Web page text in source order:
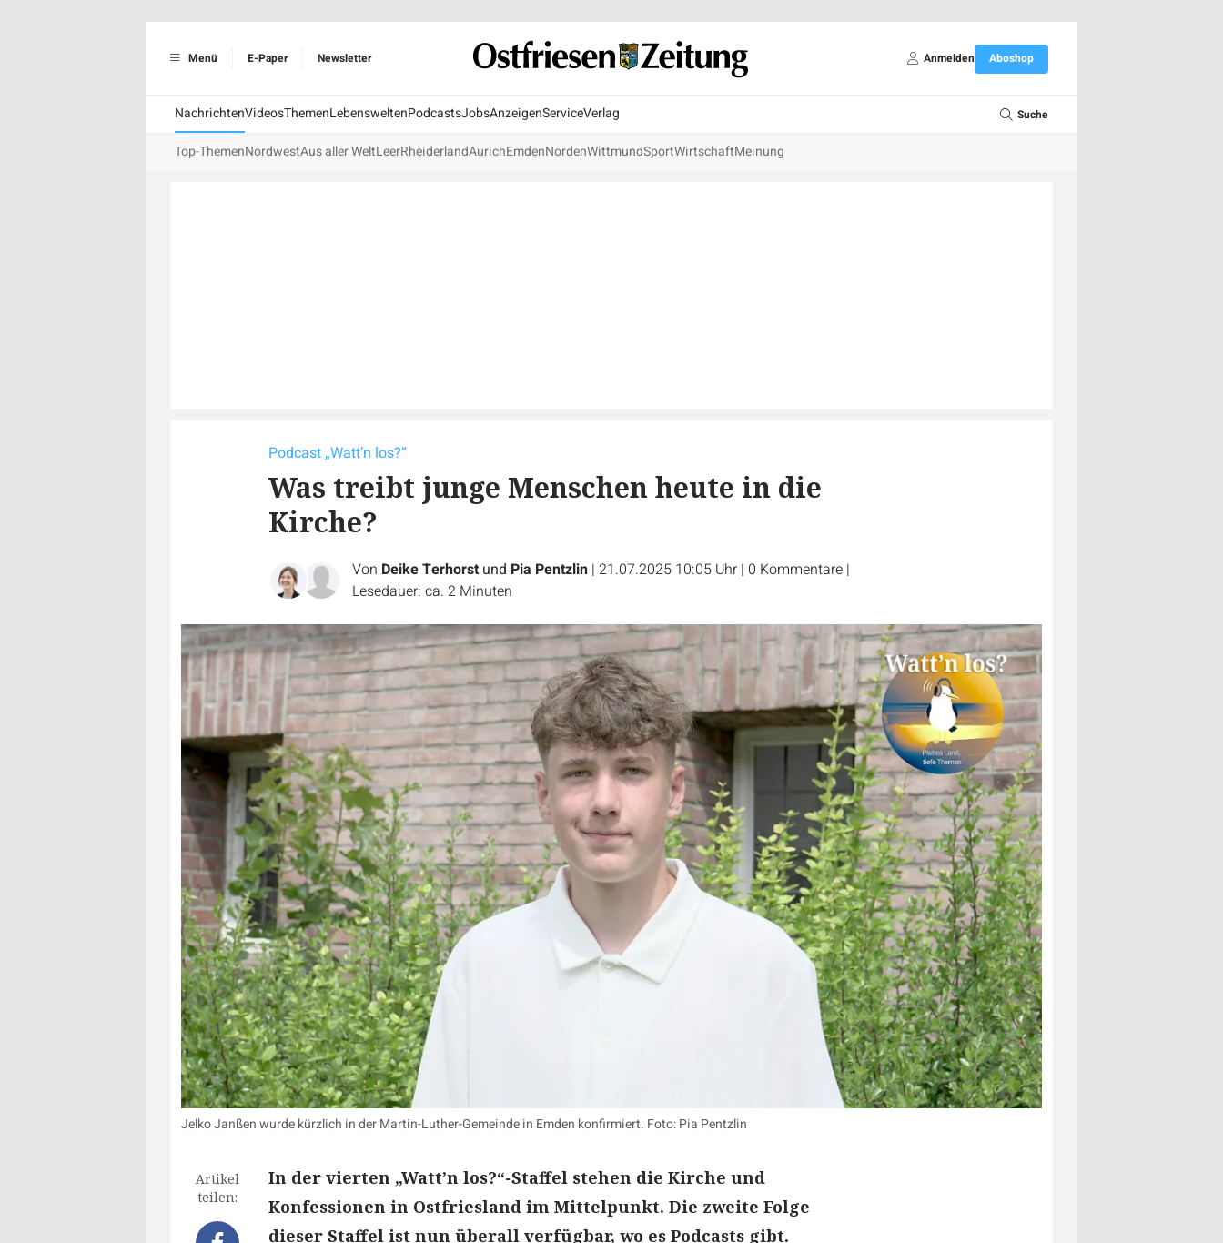
Menü E-Paper Newsletter Anmelden Aboshop
NachrichtenVideosThemenLebensweltenPodcastsJobsAnzeigenServiceVerlag Suche
Top-ThemenNordwestAus aller WeltLeerRheiderlandAurichEmdenNordenWittmundSportWirtschaftMeinung
Podcast „Watt’n los?“
Was treibt junge Menschen heute in die
Kirche?
Von Deike Terhorst und Pia Pentzlin | 21.07.2025 10:05 Uhr | 0 Kommentare |
Lesedauer: ca. 2 Minuten
Jelko Janßen wurde kürzlich in der Martin-Luther-Gemeinde in Emden konfirmiert. Foto: Pia Pentzlin
Artikel
teilen:
In der vierten „Watt’n los?“-Staffel stehen die Kirche und
Konfessionen in Ostfriesland im Mittelpunkt. Die zweite Folge
dieser Staffel ist nun überall verfügbar, wo es Podcasts gibt.